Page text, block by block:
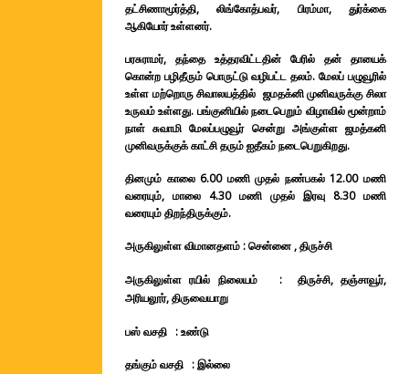
தட்சிணாமூர்த்தி, லிங்கோத்பவர், பிரம்மா, துர்க்கை
ஆகியோர் உள்ளனர்.
பரசுராமர், தந்தை உத்தரவிட்டதின் பேரில் தன் தாயைக்
கொன்ற பழிதீரும் பொருட்டு வழிபட்ட தலம். மேலப் பழுவூரில்
உள்ள மற்றொரு சிவாலயத்தில் ஜமதக்னி முனிவருக்கு சிலா
உருவம் உள்ளது. பங்குனியில் நடைபெறும் விழாவில் மூன்றாம்
நாள் சுவாமி மேலப்பழுவூர் சென்று அங்குள்ள ஜமத்கனி
முனிவருக்குக் காட்சி தரும் ஐதீகம் நடைபெறுகிறது.
தினமும் காலை 6.00 மணி முதல் நண்பகல் 12.00 மணி
வரையும், மாலை 4.30 மணி முதல் இரவு 8.30 மணி
வரையும் திறந்திருக்கும்.
அருகிலுள்ள விமானதளம் : சென்னை ,திருச்சி
அருகிலுள்ள ரயில் நிலையம் : திருச்சி, தஞ்சாவூர்,
அரியலூர், திருவையாறு
பஸ் வசதி : உண்டு
தங்கும் வசதி : இல்லை